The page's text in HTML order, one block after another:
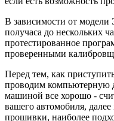
- активирована
правом окошке БК;
- активирована
зеркал при
парковке);
автоматически). Ну, и
домой оценил в
возможности
пары "двигатель/
теперь стали
В зависимости от модели
получаса до нескольких
протестированное
проверенными
Перед тем, как
проводим компьютерную
машиной все хорошо -
вашего автомобиля,
прошивки, наиболее